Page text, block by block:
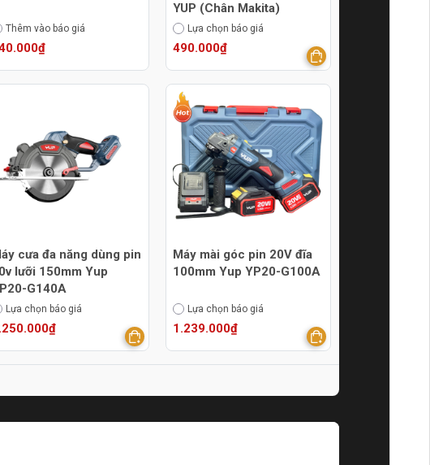
Thêm vào báo giá
YUP (Chân Makita)
Lựa chọn báo giá
490.000₫
cưa đa năng dùng pin
lưỡi 150mm Yup
G140A
Lựa chọn báo giá
Máy mài góc pin 20V đĩa
100mm Yup YP20-G100A
Lựa chọn báo giá
1.239.000₫